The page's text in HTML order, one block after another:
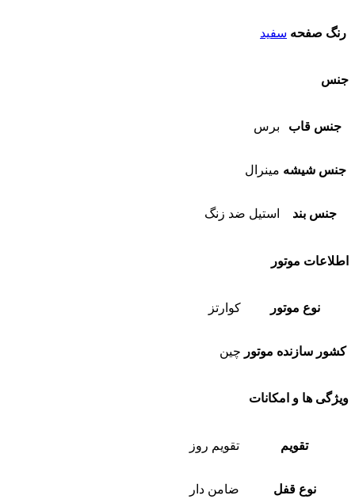
رنگ صفحه سفید
جنس
جنس قاب برس
جنس شیشه مینرال
جنس بند استیل ضد زنگ
اطلاعات موتور
نوع موتور کوارتز
کشور سازنده موتور چین
ویژگی ها و امکانات
تقویم تقویم روز
نوع قفل ضامن دار